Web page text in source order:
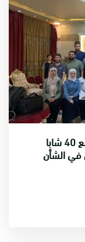
أكاديمية دراسات اللاجئين تختتم دورتها مع 40 شابا
الشأن